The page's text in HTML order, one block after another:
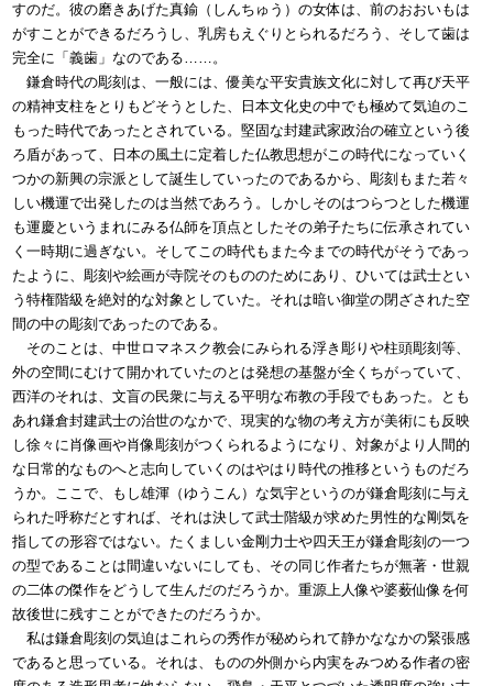
すのだ。彼の磨きあげた真鍮（しんちゅう）の女体は、前のおおいもは
がすことができるだろうし、乳房もえぐりとられるだろう、そして歯は
完全に「義歯」なのである……。
鎌倉時代の彫刻は、一般には、優美な平安貴族文化に対して再び天平
の精神支柱をとりもどそうとした、日本文化史の中でも極めて気迫のこ
もった時代であったとされている。堅固な封建武家政治の確立という後
ろ盾があって、日本の風土に定着した仏教思想がこの時代になっていく
つかの新興の宗派として誕生していったのであるから、彫刻もまた若々
しい機運で出発したのは当然であろう。しかしそのはつらつとした機運
も運慶というまれにみる仏師を頂点としたその弟子たちに伝承されてい
く一時期に過ぎない。そしてこの時代もまた今までの時代がそうであっ
たように、彫刻や絵画が寺院そのもののためにあり、ひいては武士とい
う特権階級を絶対的な対象としていた。それは暗い御堂の閉ざされた空
間の中の彫刻であったのである。
そのことは、中世ロマネスク教会にみられる浮き彫りや柱頭彫刻等、
外の空間にむけて開かれていたのとは発想の基盤が全くちがっていて、
西洋のそれは、文盲の民衆に与える平明な布教の手段でもあった。とも
あれ鎌倉封建武士の治世のなかで、現実的な物の考え方が美術にも反映
し徐々に肖像画や肖像彫刻がつくられるようになり、対象がより人間的
な日常的なものへと志向していくのはやはり時代の推移というものだろ
うか。ここで、もし雄渾（ゆうこん）な気宇というのが鎌倉彫刻に与え
られた呼称だとすれば、それは決して武士階級が求めた男性的な剛気を
指しての形容ではない。たくましい金剛力士や四天王が鎌倉彫刻の一つ
の型であることは間違いないにしても、その同じ作者たちが無著・世親
の二体の傑作をどうして生んだのだろうか。重源上人像や婆薮仙像を何
故後世に残すことができたのだろうか。
私は鎌倉彫刻の気迫はこれらの秀作が秘められて静かななかの緊張感
であると思っている。それは、ものの外側から内実をみつめる作者の密